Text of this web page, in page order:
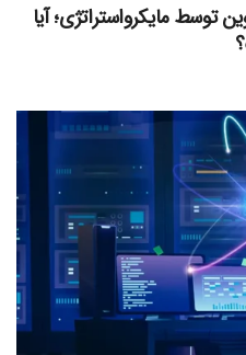
کوین توسط مایکرواستراتژی؛ آیا